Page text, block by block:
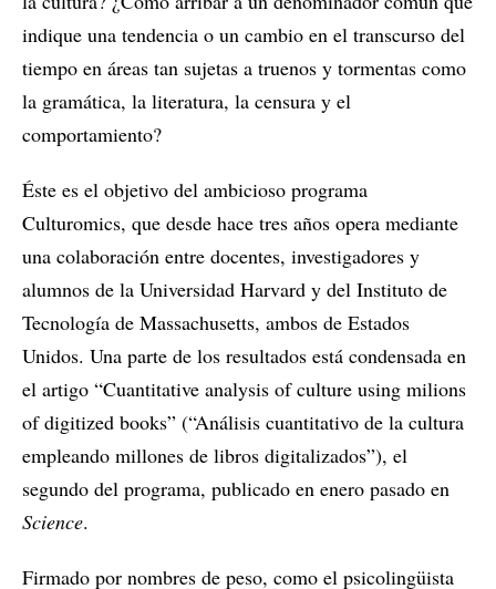
indique una tendencia o un cambio en el transcurso del
tiempo en áreas tan sujetas a truenos y tormentas como
la gramática, la literatura, la censura y el
comportamiento?
Éste es el objetivo del ambicioso programa
Culturomics, que desde hace tres años opera mediante
una colaboración entre docentes, investigadores y
alumnos de la Universidad Harvard y del Instituto de
Tecnología de Massachusetts, ambos de Estados
Unidos. Una parte de los resultados está condensada en
el artigo “Cuantitative analysis of culture using milions
of digitized books” (“Análisis cuantitativo de la cultura
empleando millones de libros digitalizados”), el
segundo del programa, publicado en enero pasado en
Science.
Firmado por nombres de peso, como el psicolingüista